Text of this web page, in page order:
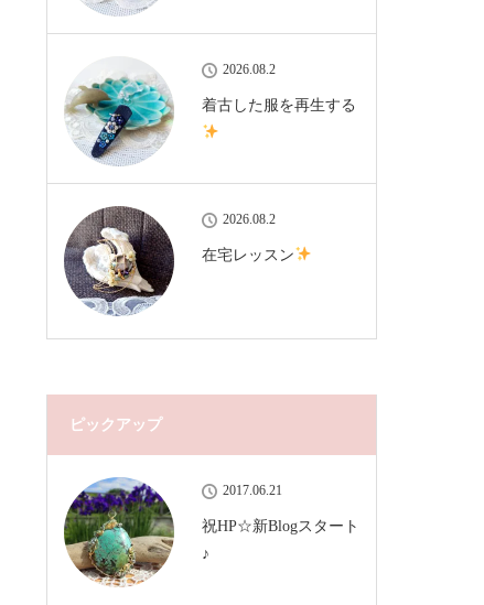
2026.08.2
着古した服を再生する
2026.08.2
在宅レッスン
ピックアップ
2017.06.21
祝HP☆新Blogスタート
♪